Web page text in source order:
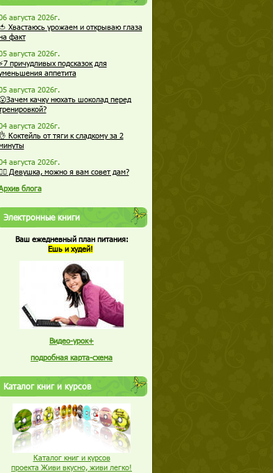
августа 2026г.
🍅 Хвастаюсь урожаем и открываю глаза
факт
августа 2026г.
⚡7 причудливых подсказок для
аппетита
августа 2026г.
😮Зачем качку нюхать шоколад перед
августа 2026г.
Коктейль от тяги к сладкому за 2
августа 2026г.
🏋️‍♀️ Девушка, можно я вам совет дам?
блога
Электронные книги
Ваш ежедневный план питания:
Ешь и худей!
Видео-урок+
подробная карта-схема
Каталог книг и курсов
Каталог книг и курсов
проекта Живи вкусно, живи легко!